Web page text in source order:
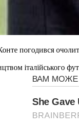
погодився
італійського